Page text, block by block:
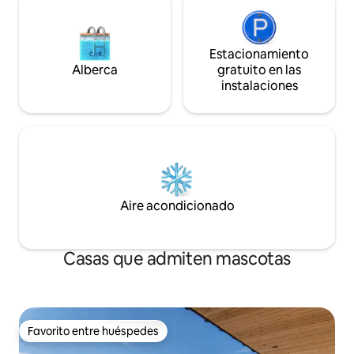
Alberca
Estacionamiento
gratuito en las
instalaciones
Aire acondicionado
Casas que admiten mascotas
Favorito entre huéspedes
Favorito entre huéspedes